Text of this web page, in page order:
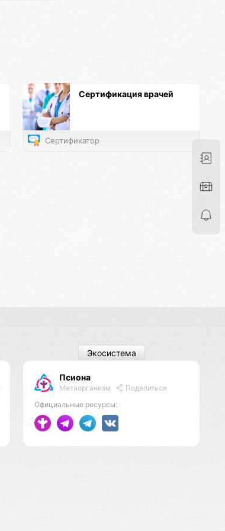
Сертификация врачей
Сертификатор
Псиона
Метаорганизм
Поделиться
Официальные ресурсы:
Экосистема